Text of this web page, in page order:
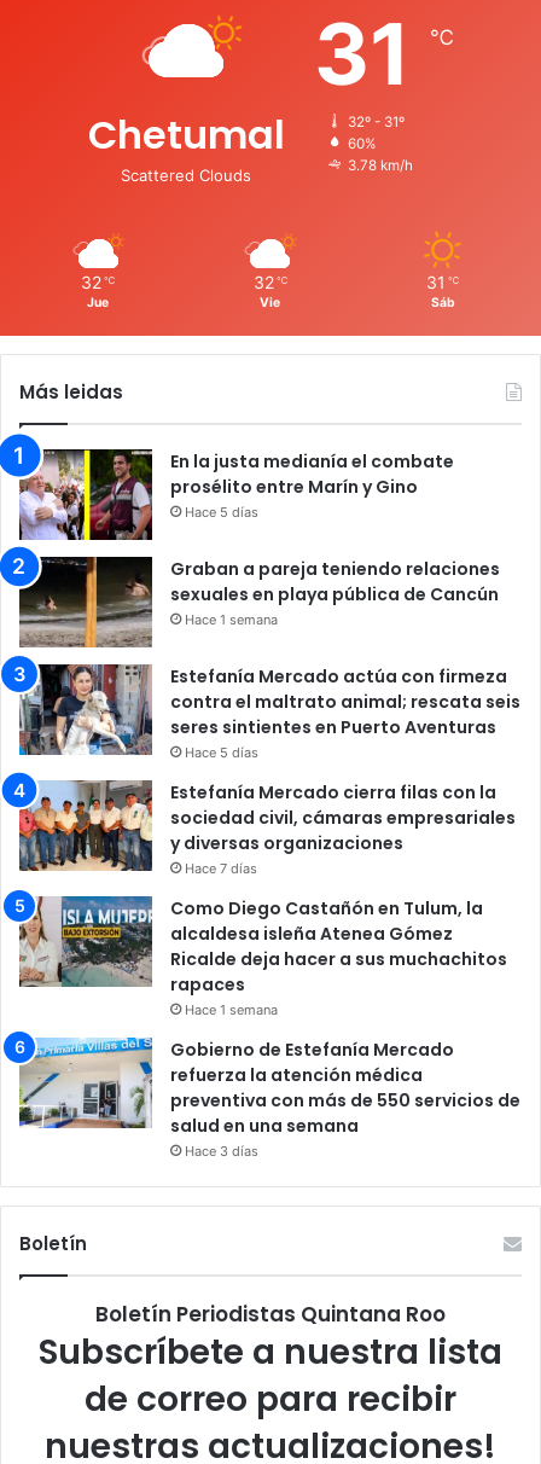
Chetumal
Scattered Clouds
31 ℃
32º - 31º
60%
3.78 km/h
32 ℃
Jue
32 ℃
Vie
31 ℃
Sáb
Más leidas
En la justa medianía el combate
prosélito entre Marín y Gino
Hace 5 días
Graban a pareja teniendo relaciones
sexuales en playa pública de Cancún
Hace 1 semana
Estefanía Mercado actúa con firmeza
contra el maltrato animal; rescata seis
seres sintientes en Puerto Aventuras
Hace 5 días
Estefanía Mercado cierra filas con la
sociedad civil, cámaras empresariales
y diversas organizaciones
Hace 7 días
Como Diego Castañón en Tulum, la
alcaldesa isleña Atenea Gómez
Ricalde deja hacer a sus muchachitos
rapaces
Hace 1 semana
Gobierno de Estefanía Mercado
refuerza la atención médica
preventiva con más de 550 servicios de
salud en una semana
Hace 3 días
Boletín
Boletín Periodistas Quintana Roo
Subscríbete a nuestra lista
de correo para recibir
nuestras actualizaciones!